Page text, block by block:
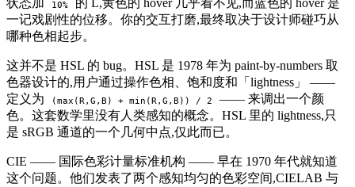
状态加
10%
的 L,黄色的 hover 几乎看不见,而蓝色的 hover 是
一记戏剧性的位移。你的交互打磨,最终取决于设计师碰巧从
哪种色相起步。
这并不是 HSL 的 bug。HSL 是 1978 年为 paint-by-numbers 取
色器设计的,用户通过操作色相、饱和度和「lightness」 ——
定义为
(max(R,G,B) + min(R,G,B)) / 2
—— 来调出一个颜
色。这套数学里没有人类感知的概念。HSL 里的 lightness,只
是 sRGB 通道的一个几何中点,仅此而已。
CIE —— 国际色彩计量标准机构 —— 早在 1970 年代就知道
这个问题。他们发表了两个感知均匀的色彩空间,CIELAB 与